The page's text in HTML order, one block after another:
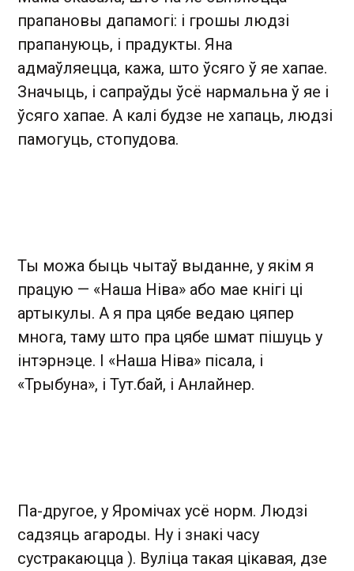
прапановы дапамогі: і грошы людзі
прапануюць, і прадукты. Яна
адмаўляецца, кажа, што ўсяго ў яе хапае.
Значыць, і сапраўды ўсё нармальна ў яе і
ўсяго хапае. А калі будзе не хапаць, людзі
памогуць, стопудова.
Ты можа быць чытаў выданне, у якім я
працую — «Наша Ніва» або мае кнігі ці
артыкулы. А я пра цябе ведаю цяпер
многа, таму што пра цябе шмат пішуць у
інтэрнэце. І «Наша Ніва» пісала, і
«Трыбуна», і Тут.бай, і Анлайнер.
Па-другое, у Яромічах усё норм. Людзі
садзяць агароды. Ну і знакі часу
сустракаюцца ). Вуліца такая цікавая, дзе